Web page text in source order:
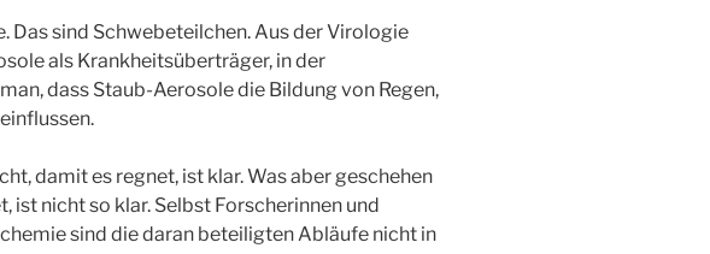
Das sind Schwebeteilchen. Aus der Virologie
als Krankheitsüberträger, in der
dass Staub-Aerosole die Bildung von Regen,
damit es regnet, ist klar. Was aber geschehen
ist nicht so klar. Selbst Forscherinnen und
sind die daran beteiligten Abläufe nicht in